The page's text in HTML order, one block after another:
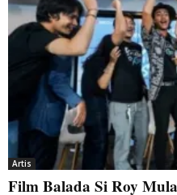
Artis
Film Balada Si Roy